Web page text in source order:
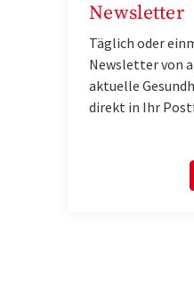
Newsletter
Täglich oder
Newsletter von
aktuelle
direkt in Ihr